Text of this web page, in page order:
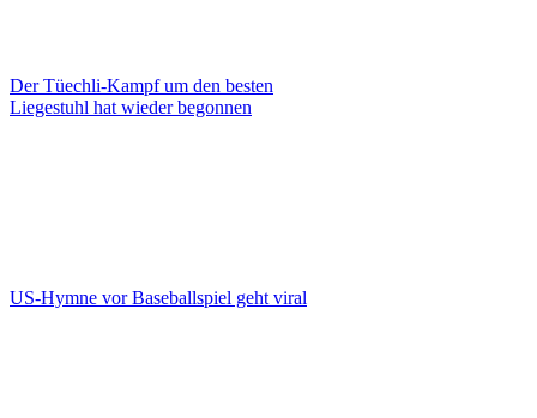
Der Tüechli-Kampf um den besten
Liegestuhl hat wieder begonnen
US-Hymne vor Baseballspiel geht viral